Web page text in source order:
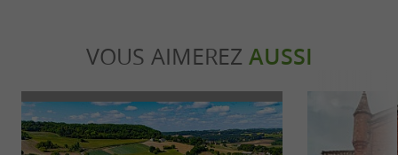
VOUS AIMEREZ AUSSI